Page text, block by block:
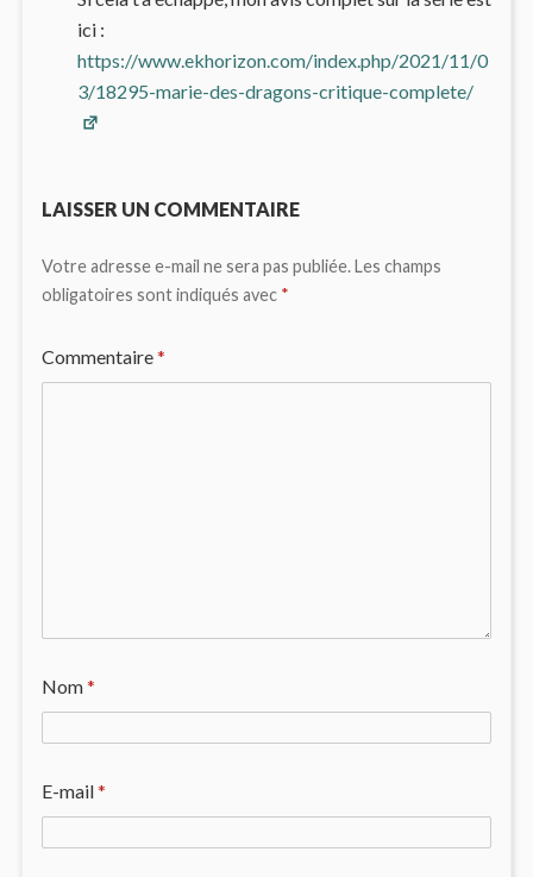
ici :
https://www.ekhorizon.com/index.php/2021/11/0
3/18295-marie-des-dragons-critique-complete/
LAISSER UN COMMENTAIRE
Votre adresse e-mail ne sera pas publiée.Les champs
obligatoires sont indiqués avec *
Commentaire*
Nom*
E-mail*